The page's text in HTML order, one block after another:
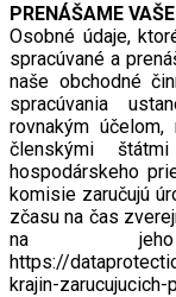
PRENÁŠAME
Osobné údaje,
spracúvané a
naše obchodné
spracúvania
rovnakým
členskými
hospodárskeho
komisie zaručujú
zčasu na čas
na
https://
krajin-zarucujucich-